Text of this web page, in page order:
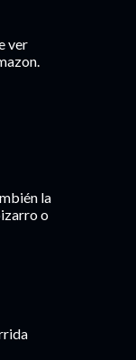
ver
la
o